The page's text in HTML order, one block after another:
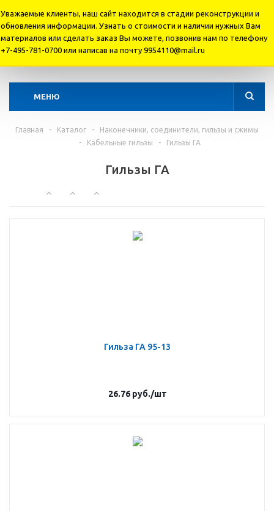
+7 495 781-07-00
МЕНЮ
Главная - Каталог -
Наконечники, соединители, гильзы и сжимы
-
Кабельные гильзы - Гильзы ГА
Гильзы ГА
Гильза ГА 95-13
26.76руб./шт
Уважаемые клиенты, наш сайт находится в стадии реконструкции и
обновления информации. Узнать о стоимости и наличии нужных Вам
материалов или cделать заказ Вы можете, позвонив нам по телефону
+7-495-781-0700 или написав на почту 9954110@mail.ru